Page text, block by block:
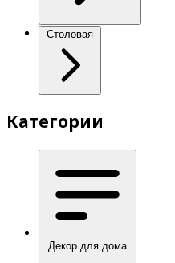
Столовая
Категории
Декор для дома